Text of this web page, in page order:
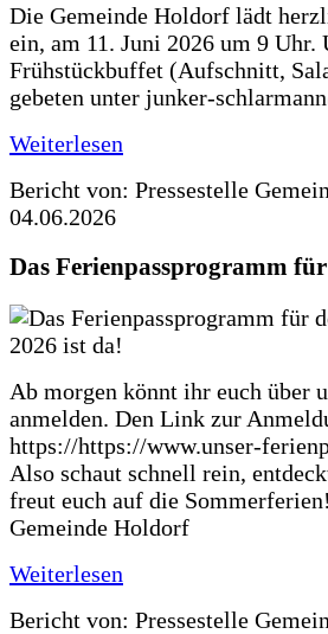
Die Gemeinde Holdorf lädt
ein, am 11. Juni 2026 um 9
Frühstückbuffet (Aufschnitt,
gebeten unter junker-
Weiterlesen
Bericht von: Pressestelle
04.06.2026
Das Ferienpassprogramm
Ab morgen könnt ihr euch über
anmelden. Den Link zur
https://https://www.unser-
Also schaut schnell rein,
freut euch auf die
Gemeinde Holdorf
Weiterlesen
Bericht von: Pressestelle